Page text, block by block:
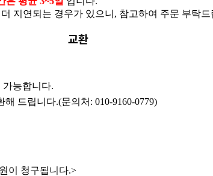
지연되는 경우가 있으니, 참고하여 주문 부탁드
교환
가능합니다.
해 드립니다.(문의처: 010-9160-0779)
이 청구됩니다.>